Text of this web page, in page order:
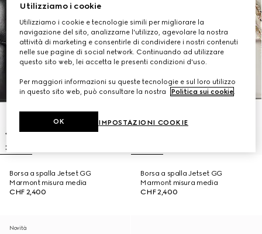
Borsa a spalla Jetset GG
Marmont misura media
CHF 2,400
Borsa a spalla Jetset GG
Marmont misura media
CHF 2,400
Novità
Utilizziamo i cookie
Utilizziamo i cookie e tecnologie simili per migliorare la
navigazione del sito, analizzarne l'utilizzo, agevolare la nostra
attività di marketing e consentirle di condividere i nostri contenuti
nelle sue pagine di social network. Continuando ad utilizzare
questo sito web, lei accetta le presenti condizioni d'uso.
Per maggiori informazioni su queste tecnologie e sul loro utilizzo
in questo sito web, può consultare la nostra
Politica sui cookie.
IMPOSTAZIONI COOKIE
OK